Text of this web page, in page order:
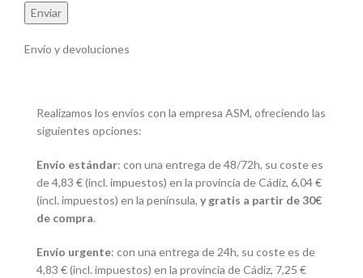
Envío y devoluciones
Realizamos los envíos con la empresa ASM, ofreciendo las
siguientes opciones:
Envío estándar: con una entrega de 48/72h, su coste es
de 4,83 € (incl. impuestos) en la provincia de Cádiz, 6,04 €
(incl. impuestos) en la península, y gratis a partir de 30€
de compra.
Envío urgente: con una entrega de 24h, su coste es de
4,83 € (incl. impuestos) en la provincia de Cádiz, 7,25 €